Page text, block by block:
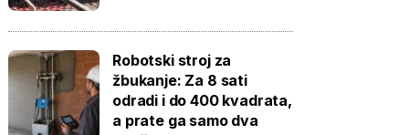
Robotski stroj za
žbukanje: Za 8 sati
odradi i do 400 kvadrata,
a prate ga samo dva